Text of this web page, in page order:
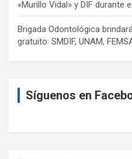
«Murillo Vidal» y DIF durante
Brigada Odontológica
gratuito: SMDIF, UNAM,
Síguenos en